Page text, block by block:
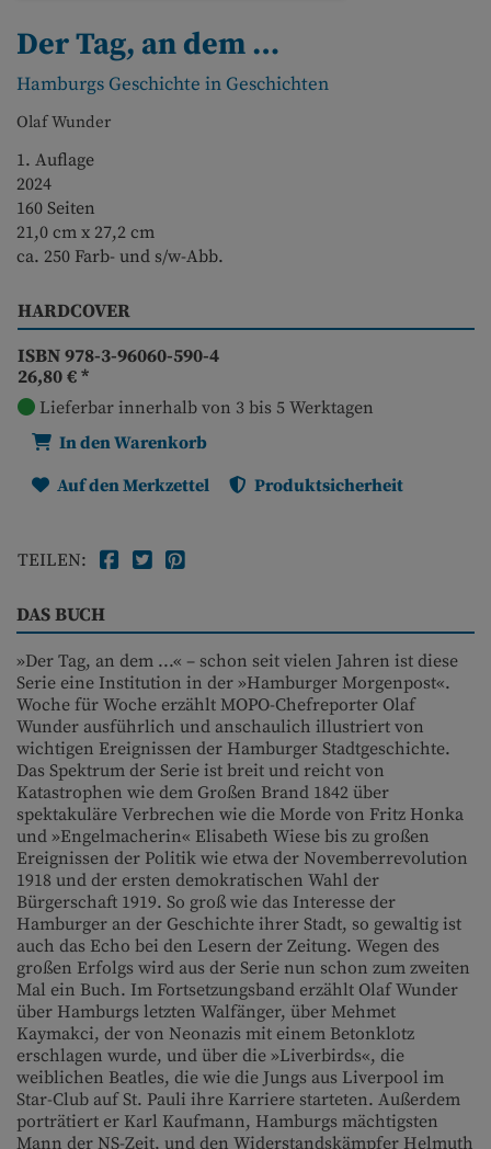
Der Tag, an dem …
Hamburgs Geschichte in Geschichten
Olaf Wunder
1. Auflage
2024
160 Seiten
21,0 cm x 27,2 cm
ca. 250 Farb- und s/w-Abb.
HARDCOVER
ISBN 978-3-96060-590-4
26,80 €*
Lieferbar innerhalb von 3 bis 5 Werktagen
In den Warenkorb
Auf den Merkzettel
Produktsicherheit
TEILEN:
DAS BUCH
»Der Tag, an dem ...« – schon seit vielen Jahren ist diese
Serie eine Institution in der »Hamburger Morgenpost«.
Woche für Woche erzählt MOPO-Chefreporter Olaf
Wunder ausführlich und anschaulich illustriert von
wichtigen Ereignissen der Hamburger Stadtgeschichte.
Das Spektrum der Serie ist breit und reicht von
Katastrophen wie dem Großen Brand 1842 über
spektakuläre Verbrechen wie die Morde von Fritz Honka
und »Engelmacherin« Elisabeth Wiese bis zu großen
Ereignissen der Politik wie etwa der Novemberrevolution
1918 und der ersten demokratischen Wahl der
Bürgerschaft 1919. So groß wie das Interesse der
Hamburger an der Geschichte ihrer Stadt, so gewaltig ist
auch das Echo bei den Lesern der Zeitung. Wegen des
großen Erfolgs wird aus der Serie nun schon zum zweiten
Mal ein Buch. Im Fortsetzungsband erzählt Olaf Wunder
über Hamburgs letzten Walfänger, über Mehmet
Kaymakci, der von Neonazis mit einem Betonklotz
erschlagen wurde, und über die »Liverbirds«, die
weiblichen Beatles, die wie die Jungs aus Liverpool im
Star-Club auf St. Pauli ihre Karriere starteten. Außerdem
porträtiert er Karl Kaufmann, Hamburgs mächtigsten
Mann der NS-Zeit, und den Widerstandskämpfer Helmuth